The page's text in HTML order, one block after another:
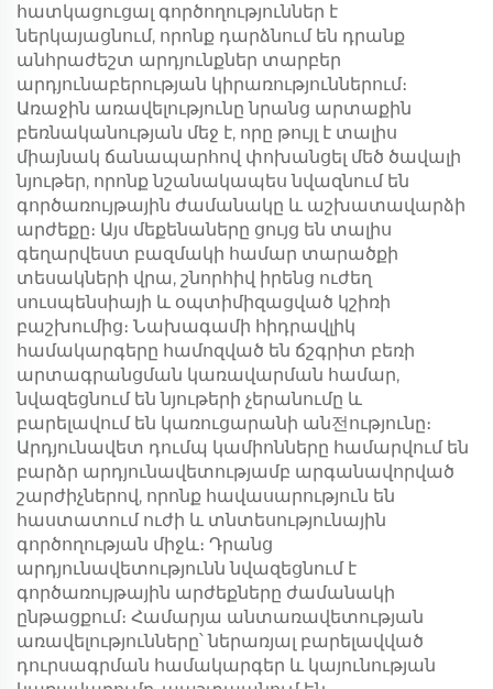
հատկացուցալ գործողություններ է
ներկայացնում, որոնք դարձնում են դրանք
անհրաժեշտ արդյունքներ տարբեր
արդյունաբերության կիրառություններում։
Առաջին առավելությունը նրանց արտաքին
բեռնականության մեջ է, որը թույլ է տալիս
միայնակ ճանապարհով փոխանցել մեծ ծավալի
նյութեր, որոնք նշանակապես նվազնում են
գործառույթային ժամանակը և աշխատավարձի
արժեքը։ Այս մեքենաները ցույց են տալիս
գեղարվեստ բազմակի համար տարածքի
տեսակների վրա, շնորհիվ իրենց ուժեղ
սուսպենսիայի և օպտիմիզացված կշիռի
բաշխումից։ Նախագամի հիդրավլիկ
համակարգերը համոզված են ճշգրիտ բեռի
արտագրանցման կառավարման համար,
նվազեցնում են նյութերի չերանումը և
բարելավում են կառուցարանի ան전ությունը։
Արդյունավետ դումպ կամիոնները համարվում են
բարձր արդյունավետությամբ արգանավորված
շարժիչներով, որոնք հավասարություն են
հաստատում ուժի և տնտեսությունային
գործողության միջև։ Դրանց
արդյունավետությունն նվազեցնում է
գործառույթային արժեքները ժամանակի
ընթացքում։ Համարյա անտառավետության
առավելությունները՝ ներառյալ բարելավված
դուրսագրման համակարգեր և կայունության